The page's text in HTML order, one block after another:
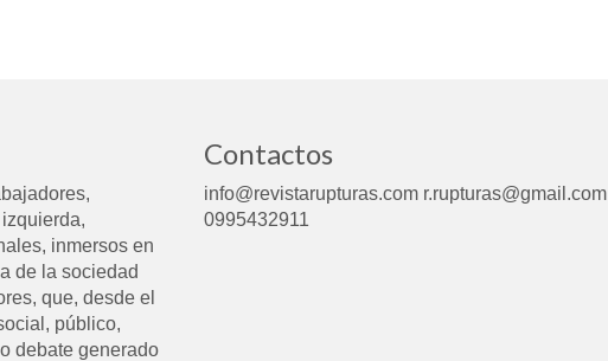
inmersos en
de la sociedad
que, desde el
público,
debate generado
Contactos
info@revistarupturas.com r.rupturas@gmail.com
0995432911